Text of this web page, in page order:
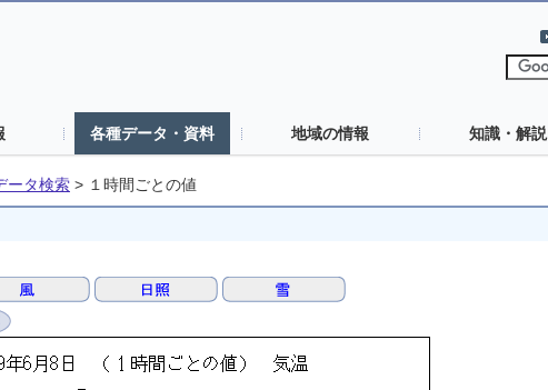
各種データ・資料 地域の情報 知識・解説
ータ検索 > １時間ごとの値